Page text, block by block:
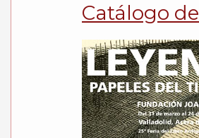
Catálogo